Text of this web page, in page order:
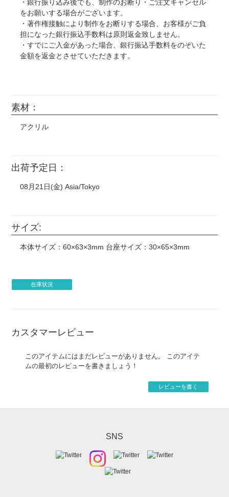
・銀行振り込み後でも、制作のお断り・ご注文キャンセル
をお願いする場合がございます。
・著作権接触により制作をお断りする場合、お客様がご負
担になった銀行振込手数料は原則返金致しません。
・すでにご入金があった場合、銀行振込手数料をのぞいた
金額を返金とさせていただきます。
素材：
アクリル
出荷予定日：
08月21日(金) Asia/Tokyo
サイズ:
本体サイズ：60×63×3mm 台座サイズ：30×65×3mm
在庫状況
カスタマーレビュー
このアイテムにはまだレビューがありません。 このアイテ
ムの最初のレビューを書きましょう！
レビューを書く
SNS